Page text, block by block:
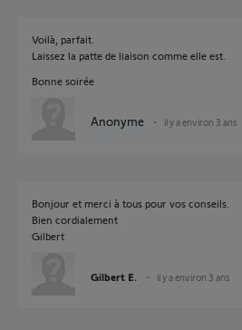
Voilà, parfait.
Laissez la patte de liaison comme elle est.
Bonne soirée
Anonyme il y a environ 3 ans
Bonjour et merci à tous pour vos conseils.
Bien cordialement
Gilbert
Gilbert E. il y a environ 3 ans